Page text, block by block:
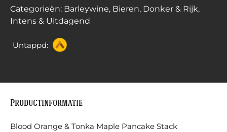
Categorieën: Barleywine, Bieren, Donker & Rijk,
Intens & Uitdagend
Untappd:
Productinformatie
Blood Orange & Tonka Maple Pancake Stack